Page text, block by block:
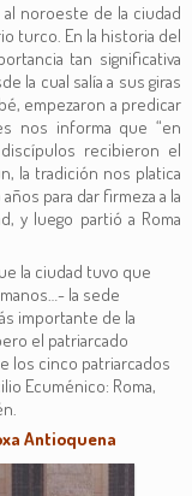
noroeste de la ciudad
turco. En la historia del
tan significativa
la cual salía a sus giras
empezaron a predicar
nos informa que “en
recibieron el
la tradición nos platica
para dar firmeza a la
y luego partió a Roma
la ciudad tuvo que
la sede
importante de la
el patriarcado
los cinco patriarcados
Ecuménico: Roma,
Antioquena